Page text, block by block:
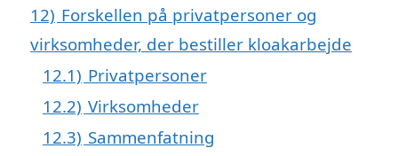
12) Forskellen på privatpersoner og
virksomheder, der bestiller kloakarbejde
12.1) Privatpersoner
12.2) Virksomheder
12.3) Sammenfatning